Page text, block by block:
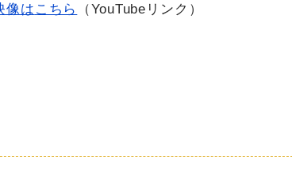
像は こちら （YouTubeリンク）